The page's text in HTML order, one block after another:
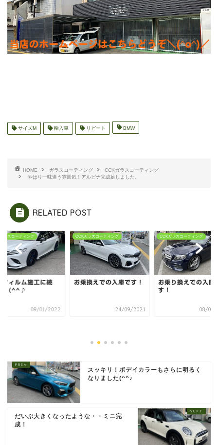
サイズM 輸入車 リピート BMW
HOME ガラスコーティング
CCKガラスコーティング
やはり一味違う雰囲気！アルピナ完成足しました。
RELATED POST
ラスコーティング
フィルム施工に続
・(^^♪
09/01/2022
CCKガラスコーティング
お乗換えでの入庫です！
24/09/2021
CCKガラスコーティング
お乗り換えでの入庫
す！
08/09/
スッキリ！ボデイカラーもさらに明るく
なりました(^^♪
だいぶ大きくなったような・・ミニ完
成！